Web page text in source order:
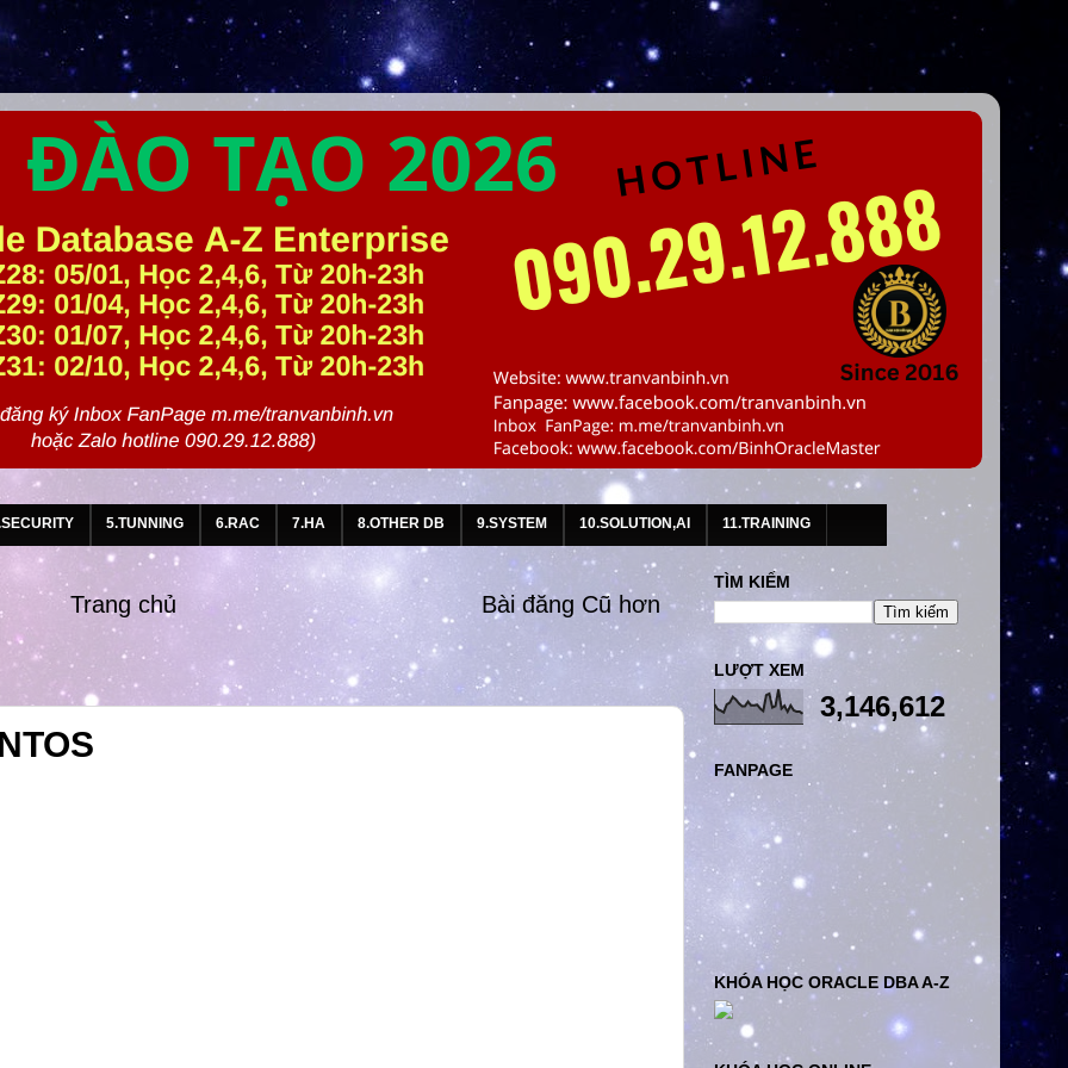
5.TUNNING 6.RAC 7.HA 8.OTHER DB 9.SYSTEM 10.SOLUTION,AI 11.TRAINING
Bài đăng Cũ hơn
Trang chủ
TÌM KIẾM
LƯỢT XEM
3,146,612
FANPAGE
KHÓA HỌC ORACLE DBA A-Z